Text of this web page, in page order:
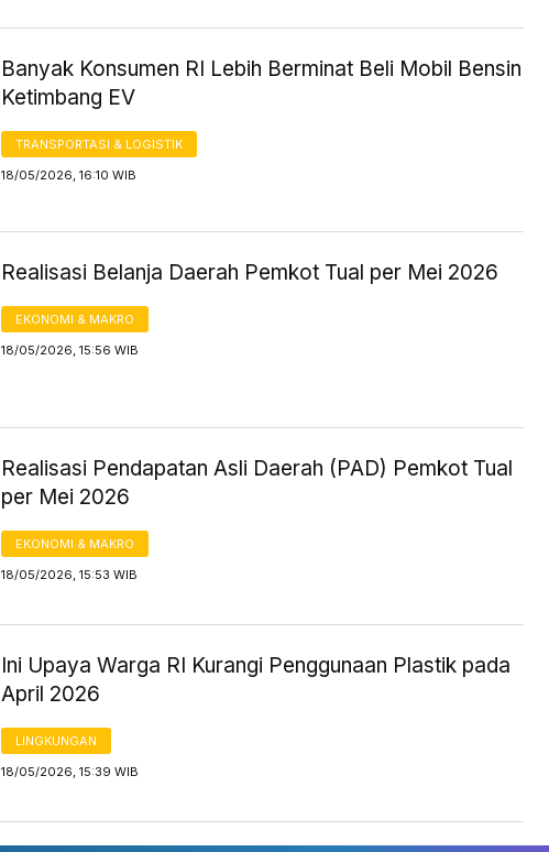
Banyak Konsumen RI Lebih Berminat Beli Mobil Bensin
Ketimbang EV
TRANSPORTASI & LOGISTIK
18/05/2026, 16:10 WIB
Realisasi Belanja Daerah Pemkot Tual per Mei 2026
EKONOMI & MAKRO
18/05/2026, 15:56 WIB
Realisasi Pendapatan Asli Daerah (PAD) Pemkot Tual
per Mei 2026
EKONOMI & MAKRO
18/05/2026, 15:53 WIB
Ini Upaya Warga RI Kurangi Penggunaan Plastik pada
April 2026
LINGKUNGAN
18/05/2026, 15:39 WIB